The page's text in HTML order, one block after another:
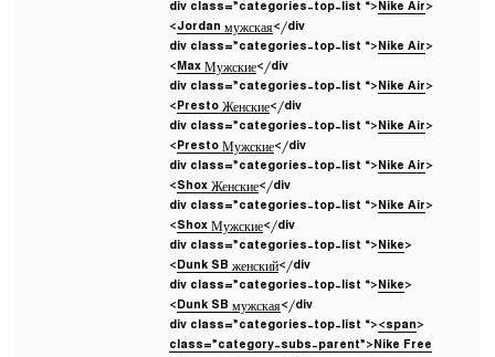
<div class=”categories-top-list “>
Nike Air
Jordan мужская</div>
<div class=”categories-top-list “>
Nike Air
Max Мужские</div>
<div class=”categories-top-list “>
Nike Air
Presto Женские</div>
<div class=”categories-top-list “>
Nike Air
Presto Мужские</div>
<div class=”categories-top-list “>
Nike Air
Shox Женские</div>
<div class=”categories-top-list “>
Nike Air
Shox Мужские</div>
<div class=”categories-top-list “>
Nike
Dunk SB женский</div>
<div class=”categories-top-list “>
Nike
Dunk SB мужская</div>
<div class=”categories-top-list “>
<span
class=”category-subs-parent”>Nike Free